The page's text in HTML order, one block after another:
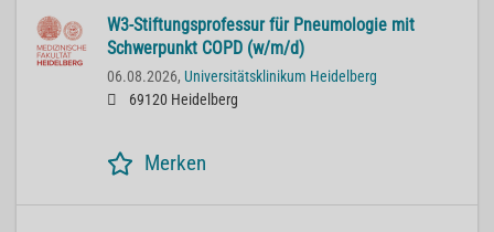
W3-Stiftungsprofessur für Pneumologie mit
Schwerpunkt COPD (w/m/d)
06.08.2026, Universitätsklinikum Heidelberg
69120 Heidelberg
Merken